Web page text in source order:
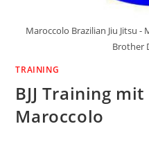
Maroccolo Brazilian Jiu Jitsu
Brother
TRAINING
BJJ Training
Maroccolo